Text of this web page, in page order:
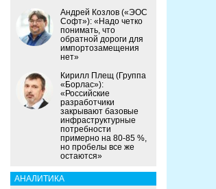
Андрей Козлов («ЭОС
Софт»): «Надо четко
понимать, что
обратной дороги для
импортозамещения
нет»
Кирилл Плещ (Группа
«Борлас»):
«Российские
разработчики
закрывают базовые
инфраструктурные
потребности
примерно на 80-85 %,
но пробелы все же
остаются»
АНАЛИТИКА